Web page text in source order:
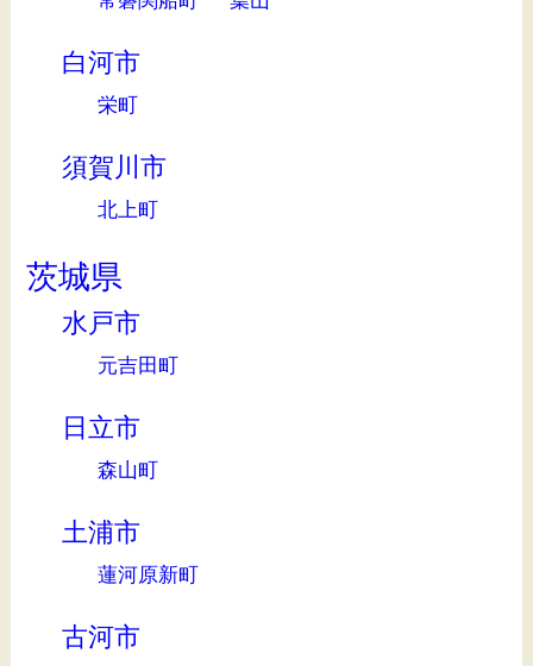
白河市
栄町
須賀川市
北上町
茨城県
水戸市
元吉田町
日立市
森山町
土浦市
蓮河原新町
古河市